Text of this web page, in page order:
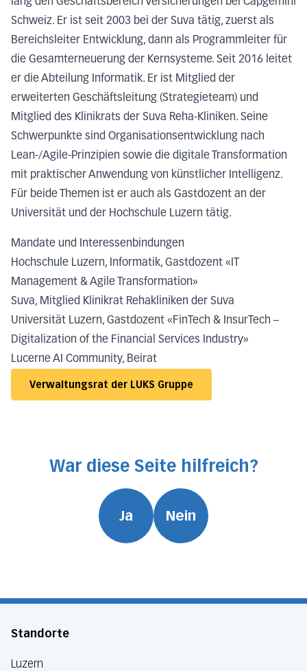
lang den Geschäftsbereich Versicherungen bei Capgemini
Schweiz. Er ist seit 2003 bei der Suva tätig, zuerst als
Bereichsleiter Entwicklung, dann als Programmleiter für
die Gesamterneuerung der Kernsysteme. Seit 2016 leitet
er die Abteilung Informatik. Er ist Mitglied der
erweiterten Geschäftsleitung (Strategieteam) und
Mitglied des Klinikrats der Suva Reha-Kliniken. Seine
Schwerpunkte sind Organisationsentwicklung nach
Lean-/Agile-Prinzipien sowie die digitale Transformation
mit praktischer Anwendung von künstlicher Intelligenz.
Für beide Themen ist er auch als Gastdozent an der
Universität und der Hochschule Luzern tätig.
Mandate und Interessenbindungen
Hochschule Luzern, Informatik, Gastdozent «IT
Management & Agile Transformation»
Suva, Mitglied Klinikrat Rehakliniken der Suva
Universität Luzern, Gastdozent «FinTech & InsurTech –
Digitalization of the Financial Services Industry»
Lucerne AI Community, Beirat
Verwaltungsrat der LUKS Gruppe
War diese Seite hilfreich?
Ja Nein
Standorte
Luzern